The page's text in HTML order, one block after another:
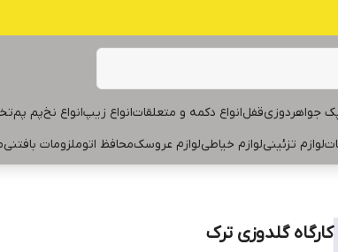
جواهردوزیقفلانواع دکمه و متعلقاتانواع زیپانواع نخپم پم
لوازم تزئینیلوازم خیاطیلوازم عروسکمحافظ اتوملزومات بافتنی
کارگاه گلدوزی ترک